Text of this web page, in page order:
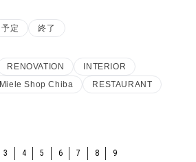
予定
終了
RENOVATION
INTERIOR
Miele Shop Chiba
RESTAURANT
3 4 5 6 7 8 9